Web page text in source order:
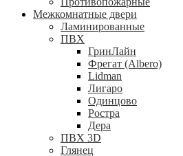
Межкомнатные двери
Ламинированные
ПВХ
ГринЛайн
Фрегат (Albero)
Lidman
Лигаро
Одинцово
Ростра
Дера
ПВХ 3D
Глянец